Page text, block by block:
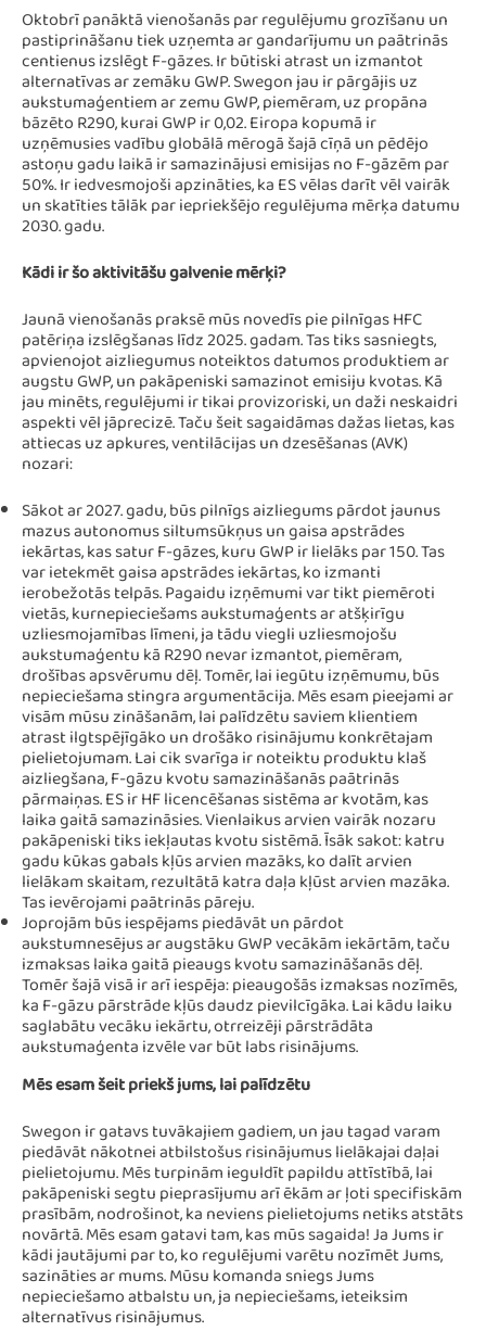
Oktobrī panāktā vienošanās par regulējumu grozīšanu un
pastiprināšanu tiek uzņemta ar gandarījumu un paātrinās
centienus izslēgt F-gāzes. Ir būtiski atrast un izmantot
alternatīvas ar zemāku GWP. Swegon jau ir pārgājis uz
aukstumaģentiem ar zemu GWP, piemēram, uz propāna
bāzēto R290, kurai GWP ir 0,02. Eiropa kopumā ir
uzņēmusies vadību globālā mērogā šajā cīņā un pēdējo
astoņu gadu laikā ir samazinājusi emisijas no F-gāzēm par
50%. Ir iedvesmojoši apzināties, ka ES vēlas darīt vēl vairāk
un skatīties tālāk par iepriekšējo regulējuma mērķa datumu
2030. gadu.
Kādi ir šo aktivitāšu galvenie mērķi?
Jaunā vienošanās praksē mūs novedīs pie pilnīgas HFC
patēriņa izslēgšanas līdz 2025. gadam. Tas tiks sasniegts,
apvienojot aizliegumus noteiktos datumos produktiem ar
augstu GWP, un pakāpeniski samazinot emisiju kvotas. Kā
jau minēts, regulējumi ir tikai provizoriski, un daži neskaidri
aspekti vēl jāprecizē. Taču šeit sagaidāmas dažas lietas, kas
attiecas uz apkures, ventilācijas un dzesēšanas (AVK)
nozari:
Sākot ar 2027. gadu, būs pilnīgs aizliegums pārdot jaunus
mazus autonomus siltumsūkņus un gaisa apstrādes
iekārtas, kas satur F-gāzes, kuru GWP ir lielāks par 150. Tas
var ietekmēt gaisa apstrādes iekārtas, ko izmanti
ierobežotās telpās. Pagaidu izņēmumi var tikt piemēroti
vietās, kurnepieciešams aukstumaģents ar atšķirīgu
uzliesmojamības līmeni, ja tādu viegli uzliesmojošu
aukstumaģentu kā R290 nevar izmantot, piemēram,
drošības apsvērumu dēļ. Tomēr, lai iegūtu izņēmumu, būs
nepieciešama stingra argumentācija. Mēs esam pieejami ar
visām mūsu zināšanām, lai palīdzētu saviem klientiem
atrast ilgtspējīgāko un drošāko risinājumu konkrētajam
pielietojumam. Lai cik svarīga ir noteiktu produktu klaš
aizliegšana, F-gāzu kvotu samazināšanās paātrinās
pārmaiņas. ES ir HF licencēšanas sistēma ar kvotām, kas
laika gaitā samazināsies. Vienlaikus arvien vairāk nozaru
pakāpeniski tiks iekļautas kvotu sistēmā. Īsāk sakot: katru
gadu kūkas gabals kļūs arvien mazāks, ko dalīt arvien
lielākam skaitam, rezultātā katra daļa kļūst arvien mazāka.
Tas ievērojami paātrinās pāreju.
Joprojām būs iespējams piedāvāt un pārdot
aukstumnesējus ar augstāku GWP vecākām iekārtām, taču
izmaksas laika gaitā pieaugs kvotu samazināšanās dēļ.
Tomēr šajā visā ir arī iespēja: pieaugošās izmaksas nozīmēs,
ka F-gāzu pārstrāde kļūs daudz pievilcīgāka. Lai kādu laiku
saglabātu vecāku iekārtu, otrreizēji pārstrādāta
aukstumaģenta izvēle var būt labs risinājums.
Mēs esam šeit priekš jums, lai palīdzētu
Swegon ir gatavs tuvākajiem gadiem, un jau tagad varam
piedāvāt nākotnei atbilstošus risinājumus lielākajai daļai
pielietojumu. Mēs turpinām ieguldīt papildu attīstībā, lai
pakāpeniski segtu pieprasījumu arī ēkām ar ļoti specifiskām
prasībām, nodrošinot, ka neviens pielietojums netiks atstāts
novārtā. Mēs esam gatavi tam, kas mūs sagaida! Ja Jums ir
kādi jautājumi par to, ko regulējumi varētu nozīmēt Jums,
sazināties ar mums. Mūsu komanda sniegs Jums
nepieciešamo atbalstu un, ja nepieciešams, ieteiksim
alternatīvus risinājumus.